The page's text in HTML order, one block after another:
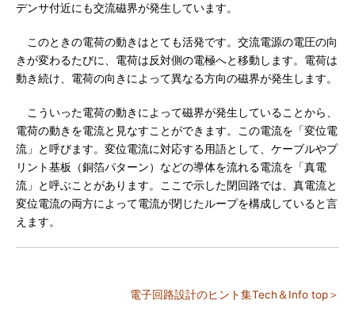
デンサ付近にも交流磁界が発生しています。
このときの電荷の動きはとても活発です。交流電源の電圧の向
きが変わるたびに、電荷は反対側の電極へと移動します。電荷は
動き続け、電荷の向きによって異なる方向の磁界が発生します。
こういった電荷の動きによって磁界が発生していることから、
電荷の動きを電流と見なすことができます。この電流を「変位電
流」と呼びます。変位電流に対応する用語として、ケーブルやプ
リント基板（銅箔パターン）などの導体を流れる電流を「真電
流」と呼ぶことがあります。ここで示した閉回路では、真電流と
変位電流の両方によって電流が閉じたループを構成していると言
えます。
電子回路設計のヒント集Tech＆Info top＞